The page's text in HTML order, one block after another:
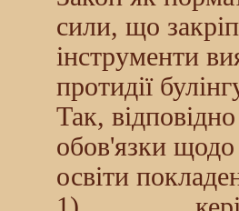
сили, що
інструменти
протидії
Так,
обов'язки щодо
освіти